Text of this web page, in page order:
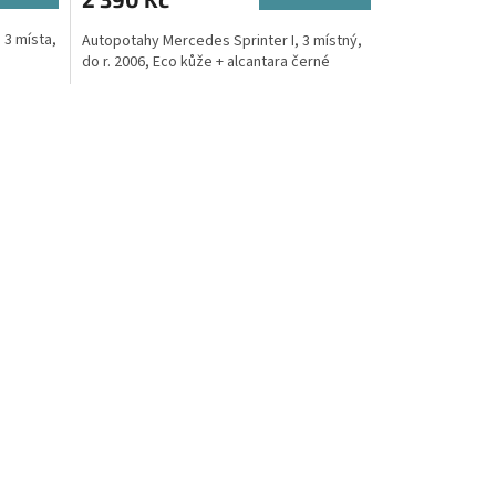
A
3 místa,
A
Autopotahy Mercedes Sprinter I, 3 místný,
do r. 2006, Eco kůže + alcantara černé